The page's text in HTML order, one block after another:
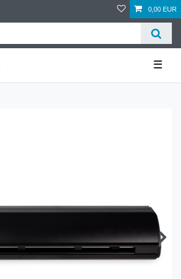
0,00 EUR
☰